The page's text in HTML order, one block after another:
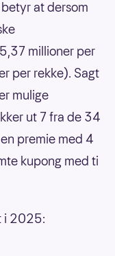
at dersom
millioner per
per rekke). Sagt
mulige
ut 7 fra de 34
premie med 4
kupong med ti
i 2025: